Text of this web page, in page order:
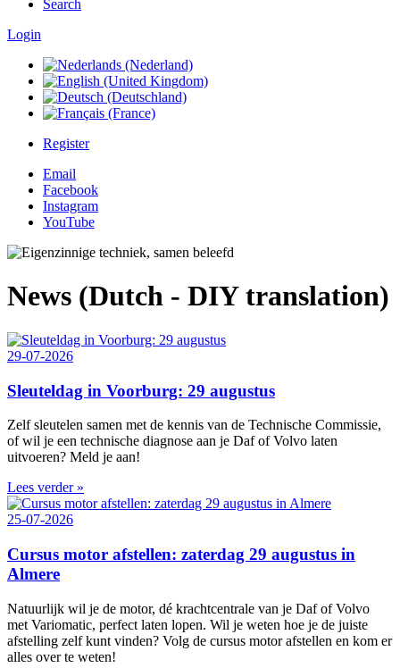
Search
Login
Register
Email
Facebook
Instagram
YouTube
News (Dutch - DIY translation)
29-07-2026
Sleuteldag in Voorburg: 29 augustus
Zelf sleutelen samen met de kennis van de Technische Commissie,
of wil je een technische diagnose aan je Daf of Volvo laten
uitvoeren? Meld je aan!
Lees verder »
25-07-2026
Cursus motor afstellen: zaterdag 29 augustus in
Almere
Natuurlijk wil je de motor, dé krachtcentrale van je Daf of Volvo
met Variomatic, perfect laten lopen. Wil je weten hoe je de juiste
afstelling zelf kunt vinden? Volg de cursus motor afstellen en kom er
alles over te weten!